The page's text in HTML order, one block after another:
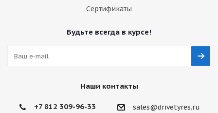
Сертификаты
Будьте всегда в курсе!
Наши контакты
+7 812 309-96-33 sales@drivetyres.ru